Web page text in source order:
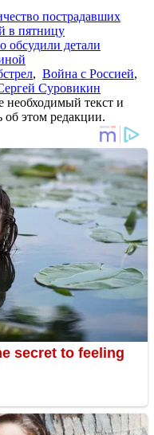
пострадавших
в пятницу
обсудили детали
, Война с Россией,
Суровикин
необходимый текст и
этом редакции.